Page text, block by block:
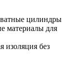
цилиндры
материалы для
изоляция без